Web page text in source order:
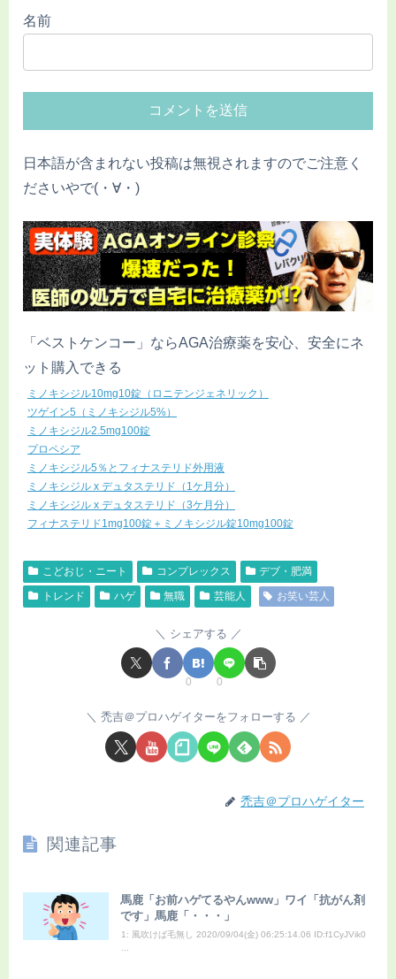
名前
日本語が含まれない投稿は無視されますのでご注意く
ださいやで(・∀・)
「ベストケンコー」ならAGA治療薬を安心、安全にネ
ット購入できる
ミノキシジル10mg10錠（ロニテンジェネリック）
ツゲイン5（ミノキシジル5%）
ミノキシジル2.5mg100錠
プロペシア
ミノキシジル5％とフィナステリド外用液
ミノキシジル x デュタステリド（1ケ月分）
ミノキシジル x デュタステリド（3ケ月分）
フィナステリド1mg100錠＋ミノキシジル錠10mg100錠
こどおじ・ニート コンプレックス
デブ・肥満
トレンド
ハゲ 無職 芸能人 お笑い芸人
シェアする
0 0
禿吉＠プロハゲイターをフォローする
禿吉＠プロハゲイター
関連記事
馬鹿「お前ハゲてるやんwww」ワイ「抗がん剤
です」馬鹿「・・・」
1: 風吹けば毛無し 2020/09/04(金) 06:25:14.06 ID:f1CyJVik0